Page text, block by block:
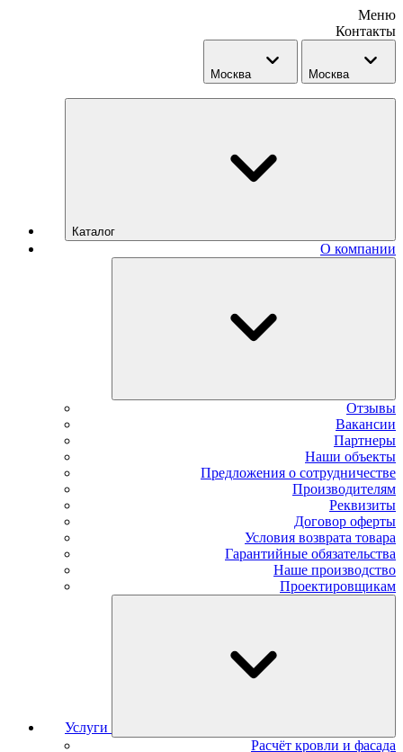
Меню
Контакты
Москва Москва
Каталог
О компании
Отзывы
Вакансии
Партнеры
Наши объекты
Предложения о сотрудничестве
Производителям
Реквизиты
Договор оферты
Условия возврата товара
Гарантийные обязательства
Наше производство
Проектировщикам
Услуги
Расчёт кровли и фасада